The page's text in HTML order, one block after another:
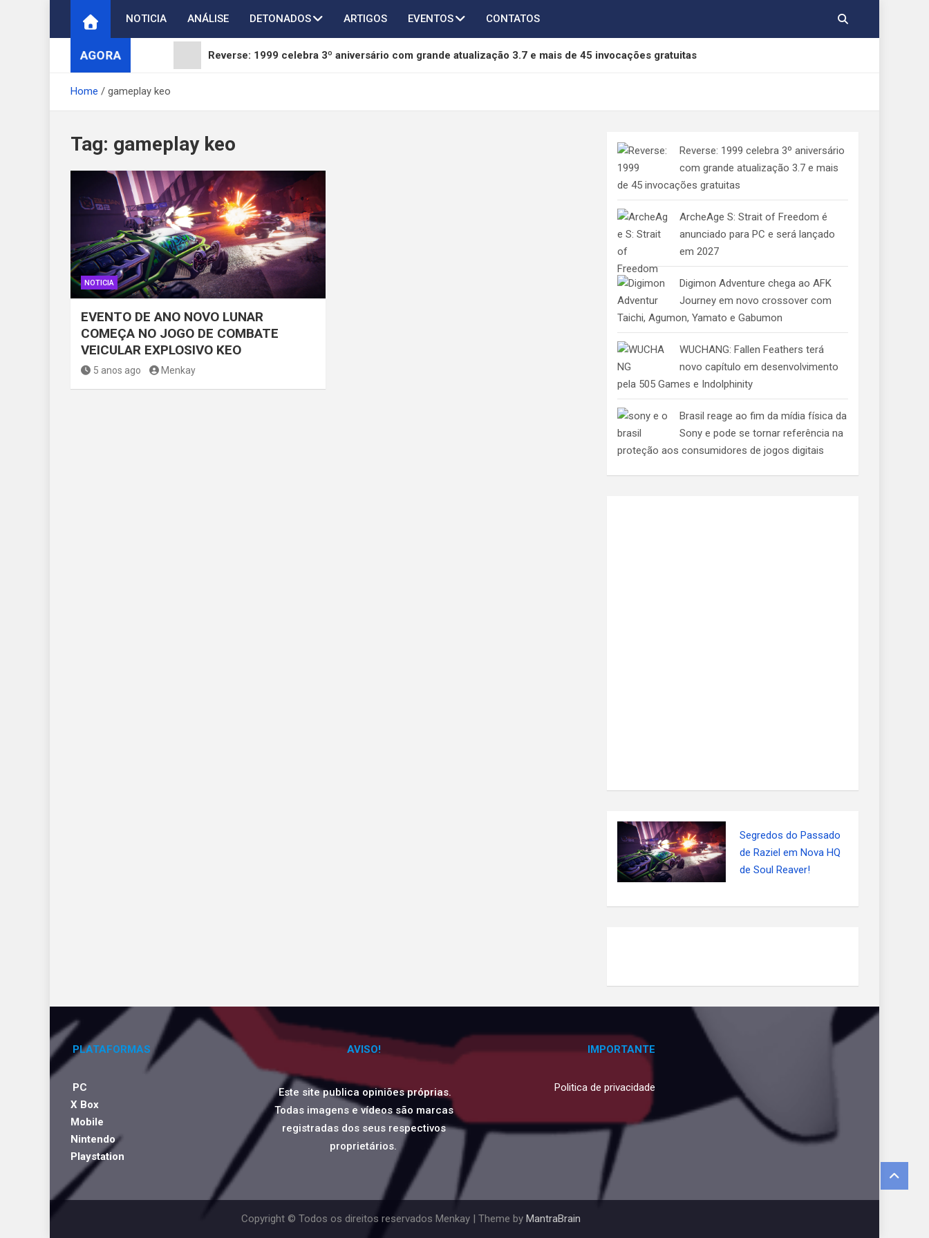
content
NOTICIA ANÁLISE DETONADOS ARTIGOS EVENTOS CONTATOS
AGORA Reverse: 1999 celebra 3º aniversário com grande atualização 3.7 e mais de 45 invocações gratuitas
Brasil reage ao fim da mídia física da Sony e pode se tornar referência na proteção aos consumidores de jogos digitais
Home gameplay keo
Tag: gameplay keo
NOTICIA
EVENTO DE ANO NOVO LUNAR
COMEÇA NO JOGO DE COMBATE
VEICULAR EXPLOSIVO KEO
5 anos ago Menkay
Reverse: 1999 celebra 3º aniversário
com grande atualização 3.7 e mais
de 45 invocações gratuitas
ArcheAge S: Strait of Freedom é
anunciado para PC e será lançado
em 2027
Digimon Adventure chega ao AFK
Journey em novo crossover com
Taichi, Agumon, Yamato e Gabumon
WUCHANG: Fallen Feathers terá
novo capítulo em desenvolvimento
pela 505 Games e Indolphinity
Brasil reage ao fim da mídia física da
Sony e pode se tornar referência na
proteção aos consumidores de jogos digitais
Segredos do Passado
de Raziel em Nova HQ
de Soul Reaver!
PLATAFORMAS
PC
X Box
Mobile
Nintendo
Playstation
AVISO!
Este site publica opiniões próprias.
Todas imagens e vídeos são marcas
registradas dos seus respectivos
proprietários.
IMPORTANTE
Politica de privacidade
Copyright © Todos os direitos reservados Menkay | Theme by MantraBrain